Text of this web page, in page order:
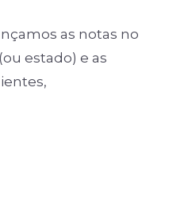
as notas no
estado) e as